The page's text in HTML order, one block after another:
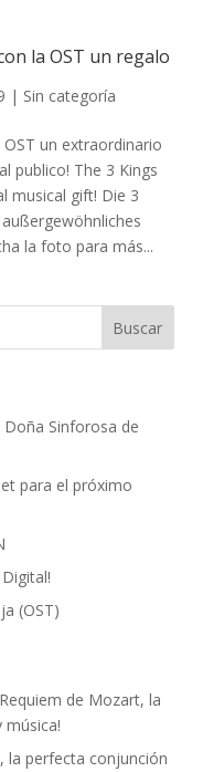
la OST un regalo
| Sin categoría
un extraordinario
publico! The 3 Kings
musical gift! Die 3
la foto para más...
Sinforosa de
para el próximo
(OST)
de Mozart, la
la perfecta conjunción